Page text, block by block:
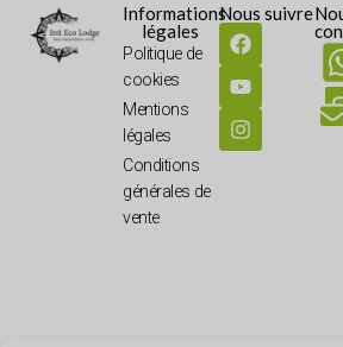
Informations
légales
Politique de
cookies
Mentions
légales
Conditions
générales de
vente
Nous suivre